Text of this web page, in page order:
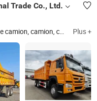
Trade Co., Ltd.
Remorque, semi-remorque, remorque de camion, camion, camion-benne, camion tracteur, camion d'occasion, pièce de semi-remorque, camion-citerne, remorque à benne Plus +